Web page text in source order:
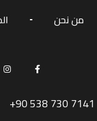
من نحن
+90 538 730 7141